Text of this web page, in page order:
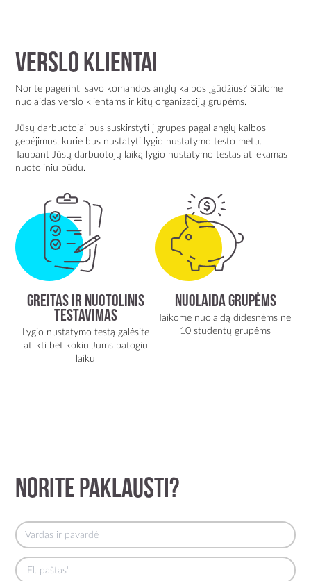
VERSLO KLIENTAI
Norite pagerinti savo komandos anglų kalbos įgūdžius? Siūlome
nuolaidas verslo klientams ir kitų organizacijų grupėms.
Jūsų darbuotojai bus suskirstyti į grupes pagal anglų kalbos
gebėjimus, kurie bus nustatyti lygio nustatymo testo metu.
Taupant Jūsų darbuotojų laiką lygio nustatymo testas atliekamas
nuotoliniu būdu.
Greitas ir nuotolinis
testavimas
Lygio nustatymo testą galėsite
atlikti bet kokiu Jums patogiu
laiku
Nuolaida grupėms
Taikome nuolaidą didesnėms nei
10 studentų grupėms
Norite paklausti?